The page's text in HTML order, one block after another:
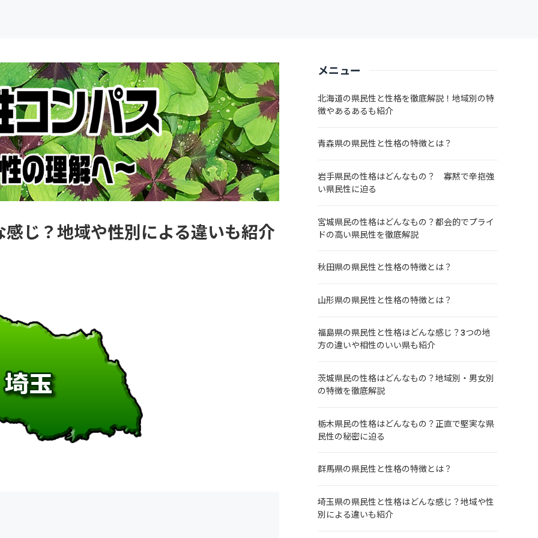
じ？地域や性別による違いも紹介
メニュー
北海道の県民性と性格を徹底解説！地域別の特
徴やあるあるも紹介
青森県の県民性と性格の特徴とは？
岩手県民の性格はどんなもの？ 寡黙で辛抱強
い県民性に迫る
宮城県民の性格はどんなもの？都会的でプライ
ドの高い県民性を徹底解説
秋田県の県民性と性格の特徴とは？
山形県の県民性と性格の特徴とは？
福島県の県民性と性格はどんな感じ？3つの地
方の違いや相性のいい県も紹介
茨城県民の性格はどんなもの？地域別・男女別
の特徴を徹底解説
栃木県民の性格はどんなもの？正直で堅実な県
民性の秘密に迫る
群馬県の県民性と性格の特徴とは？
埼玉県の県民性と性格はどんな感じ？地域や性
別による違いも紹介